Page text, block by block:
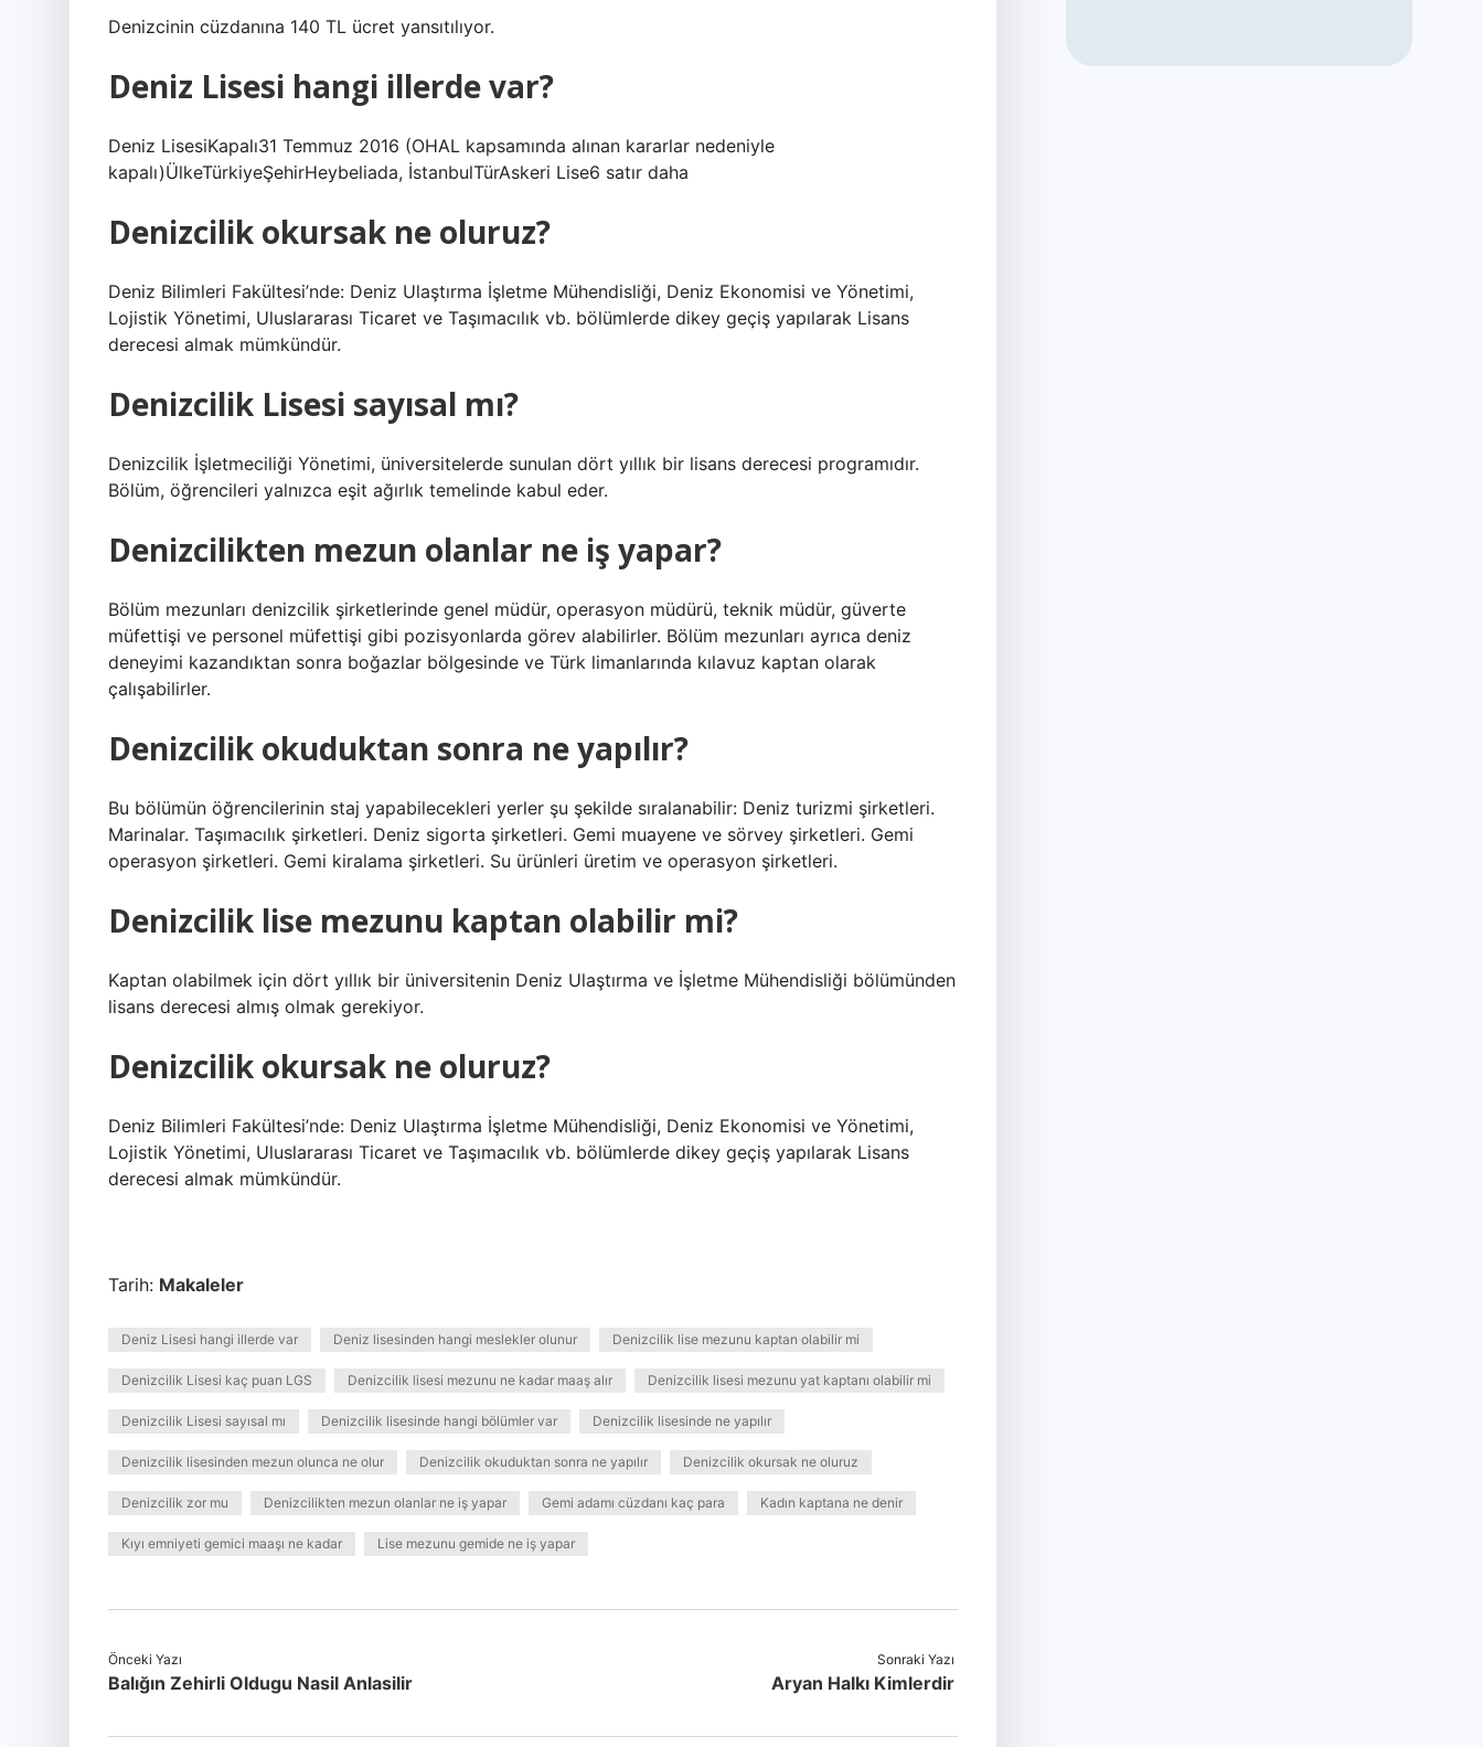
Denizcinin cüzdanına 140 TL ücret yansıtılıyor.
Deniz Lisesi hangi illerde var?
Deniz LisesiKapalı31 Temmuz 2016 (OHAL kapsamında alınan kararlar nedeniyle
kapalı)ÜlkeTürkiyeŞehirHeybeliada, İstanbulTürAskeri Lise6 satır daha
Denizcilik okursak ne oluruz?
Deniz Bilimleri Fakültesi’nde: Deniz Ulaştırma İşletme Mühendisliği, Deniz Ekonomisi ve Yönetimi,
Lojistik Yönetimi, Uluslararası Ticaret ve Taşımacılık vb. bölümlerde dikey geçiş yapılarak Lisans
derecesi almak mümkündür.
Denizcilik Lisesi sayısal mı?
Denizcilik İşletmeciliği Yönetimi, üniversitelerde sunulan dört yıllık bir lisans derecesi programıdır.
Bölüm, öğrencileri yalnızca eşit ağırlık temelinde kabul eder.
Denizcilikten mezun olanlar ne iş yapar?
Bölüm mezunları denizcilik şirketlerinde genel müdür, operasyon müdürü, teknik müdür, güverte
müfettişi ve personel müfettişi gibi pozisyonlarda görev alabilirler. Bölüm mezunları ayrıca deniz
deneyimi kazandıktan sonra boğazlar bölgesinde ve Türk limanlarında kılavuz kaptan olarak
çalışabilirler.
Denizcilik okuduktan sonra ne yapılır?
Bu bölümün öğrencilerinin staj yapabilecekleri yerler şu şekilde sıralanabilir: Deniz turizmi şirketleri.
Marinalar. Taşımacılık şirketleri. Deniz sigorta şirketleri. Gemi muayene ve sörvey şirketleri. Gemi
operasyon şirketleri. Gemi kiralama şirketleri. Su ürünleri üretim ve operasyon şirketleri.
Denizcilik lise mezunu kaptan olabilir mi?
Kaptan olabilmek için dört yıllık bir üniversitenin Deniz Ulaştırma ve İşletme Mühendisliği bölümünden
lisans derecesi almış olmak gerekiyor.
Denizcilik okursak ne oluruz?
Deniz Bilimleri Fakültesi’nde: Deniz Ulaştırma İşletme Mühendisliği, Deniz Ekonomisi ve Yönetimi,
Lojistik Yönetimi, Uluslararası Ticaret ve Taşımacılık vb. bölümlerde dikey geçiş yapılarak Lisans
derecesi almak mümkündür.
Tarih: Makaleler
Deniz Lisesi hangi illerde var Deniz lisesinden hangi meslekler olunur Denizcilik lise mezunu kaptan olabilir mi
Denizcilik Lisesi kaç puan LGS Denizcilik lisesi mezunu ne kadar maaş alır Denizcilik lisesi mezunu yat kaptanı olabilir mi
Denizcilik Lisesi sayısal mı Denizcilik lisesinde hangi bölümler var Denizcilik lisesinde ne yapılır
Denizcilik lisesinden mezun olunca ne olur Denizcilik okuduktan sonra ne yapılır Denizcilik okursak ne oluruz
Denizcilik zor mu Denizcilikten mezun olanlar ne iş yapar Gemi adamı cüzdanı kaç para Kadın kaptana ne denir
Kıyı emniyeti gemici maaşı ne kadar Lise mezunu gemide ne iş yapar
Önceki Yazı
Balığın Zehirli Oldugu Nasil Anlasilir
Sonraki Yazı
Aryan Halkı Kimlerdir